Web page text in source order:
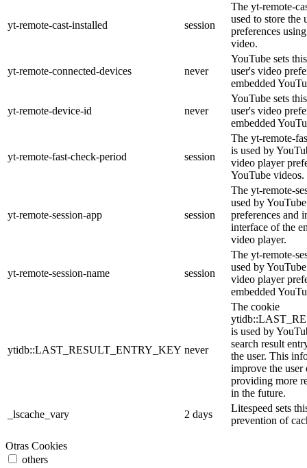
yt-remote-cast-installed session
The yt-remote-
used to store the
preferences
video.
yt-remote-connected-devices never
YouTube sets
user's video
embedded
yt-remote-device-id never
YouTube sets
user's video
embedded
yt-remote-fast-check-period session
The yt-remote-
is used by
video player
YouTube videos.
yt-remote-session-app session
The yt-remote-
used by
preferences and
interface of the
video player.
yt-remote-session-name session
The yt-remote-
used by
video player
embedded
ytidb::LAST_RESULT_ENTRY_KEY never
The cookie
is used by
search result
the user. This
improve the user
providing more
in the future.
_lscache_vary
2 days
Litespeed sets
prevention of
Otras Cookies
others